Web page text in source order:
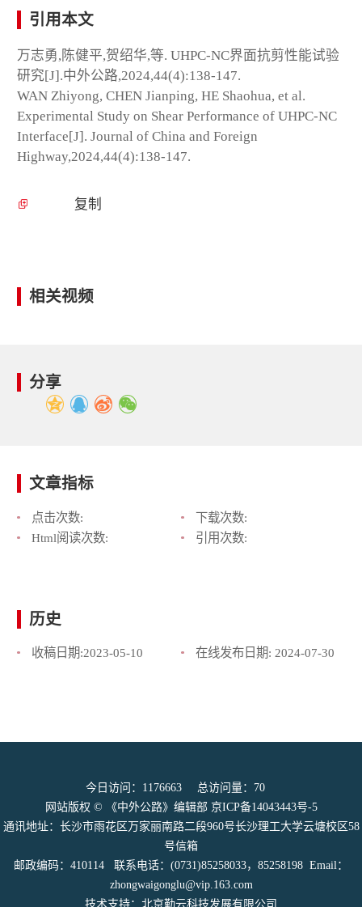
引用本文
万志勇,陈健平,贺绍华,等. UHPC‑NC界面抗剪性能试验
研究[J].中外公路,2024,44(4):138-147.
WAN Zhiyong, CHEN Jianping, HE Shaohua, et al.
Experimental Study on Shear Performance of UHPC‑NC
Interface[J]. Journal of China and Foreign
Highway,2024,44(4):138-147.
复制
相关视频
分享
文章指标
点击次数:
下载次数:
Html阅读次数:
引用次数:
历史
收稿日期:2023-05-10 在线发布日期: 2024-07-30
今日访问： 1176663 总访问量： 70
网站版权 © 《中外公路》编辑部 京ICP备14043443号-5
通讯地址：长沙市雨花区万家丽南路二段960号长沙理工大学云塘校区58
号信箱
邮政编码：410114 联系电话：(0731)85258033，85258198 Email：
zhongwaigonglu@vip.163.com
技术支持：北京勤云科技发展有限公司